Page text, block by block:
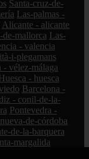
Santa-cruz-de-
Las-palmas -
Alicante - alicante
de-mallorca Las-
- valencia
i-plegamans
- vélez-málaga
- huesca
Barcelona -
- conil-de-la-
Pontevedra -
de-córdoba
de-la-barquera
margalida